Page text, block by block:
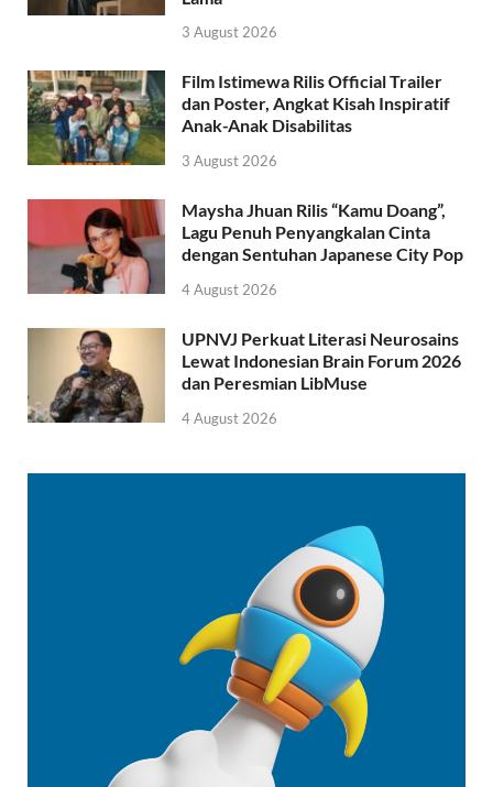
3 August 2026
Film Istimewa Rilis Official Trailer
dan Poster, Angkat Kisah Inspiratif
Anak-Anak Disabilitas
3 August 2026
Maysha Jhuan Rilis “Kamu Doang”,
Lagu Penuh Penyangkalan Cinta
dengan Sentuhan Japanese City Pop
4 August 2026
UPNVJ Perkuat Literasi Neurosains
Lewat Indonesian Brain Forum 2026
dan Peresmian LibMuse
4 August 2026